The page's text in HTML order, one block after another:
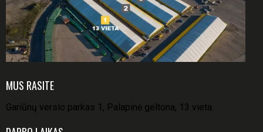
MUS RASITE
Gariūnų verslo parkas 1, Palapinė geltona, 13 vieta.